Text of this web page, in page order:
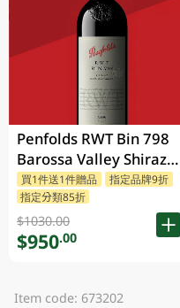
Penfolds RWT Bin 798
Barossa Valley Shiraz
750ML
買1件送1件贈品
指定品牌9折
指定分類85折
$1030.00
$950.00
Item code: 673202